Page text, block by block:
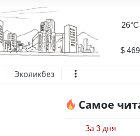
$
Эколикбез
Самое
За 3 дня